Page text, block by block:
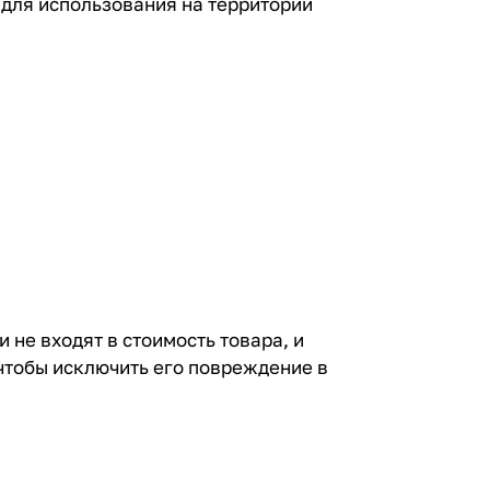
входят в стоимость товара, и
исключить его повреждение в